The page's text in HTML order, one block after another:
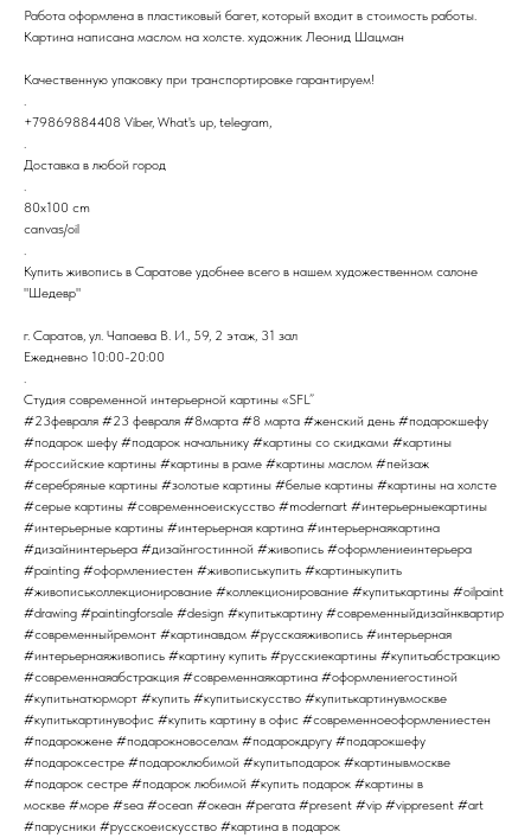
Работа оформлена в пластиковый багет, который входит в стоимость работы.
Картина написана маслом на холсте. художник Леонид Шацман
Качественную упаковку при транспортировке гарантируем!
.
+79869884408 Viber, What's up, telegram,
.
Доставка в любой город
.
80x100 cm
canvas/oil
.
Купить живопись в Саратове удобнее всего в нашем художественном салоне
"Шедевр"
г. Саратов, ул. Чапаева В. И., 59, 2 этаж, 31 зал
Ежедневно 10:00-20:00
.
Студия современной интерьерной картины «SFL”
#23февраля #23 февраля #8марта #8 марта #женский день #подарокшефу
#подарок шефу #подарок начальнику #картины со скидками #картины
#российские картины #картины в раме #картины маслом #пейзаж
#серебряные картины #золотые картины #белые картины #картины на холсте
#серые картины #современноеискусство #modernart #интерьерныекартины
#интерьерные картины #интерьерная картина #интерьернаякартина
#дизайнинтерьера #дизайнгостинной #живопись #оформлениеинтерьера
#painting #оформлениестен #живописькупить #картиныкупить
#живописьколлекционирование #коллекционирование #купитькартины #oilpaint
#drawing #paintingforsale #design #купитькартину #современныйдизайнквартир
#современныйремонт #картинавдом #русскаяживопись #интерьерная
#интерьернаяживопись #картину купить #русскиекартины #купитьабстракцию
#современнаяабстракция #современнаякартина #оформлениегостиной
#купитьнатюрморт #купить #купитьискусство #купитькартинувмоскве
#купитькартинувофис #купить картину в офис #современноеоформлениестен
#подарокжене #подарокновоселам #подарокдругу #подарокшефу
#подароксестре #подароклюбимой #купитьподарок #картинывмоскве
#подарок сестре #подарок любимой #купить подарок #картины в
москве #море #sea #ocean #океан #регата #present #vip #vippresent #art
#парусники #русскоеискусство #картина в подарок